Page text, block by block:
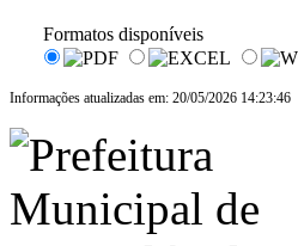
Formatos disponíveis
Informações atualizadas em: 20/05/2026 14:23:46